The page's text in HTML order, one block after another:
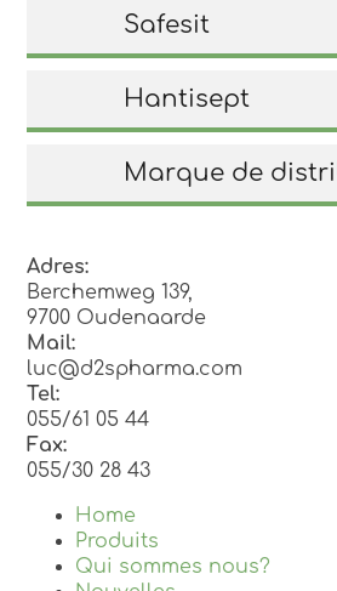
Safesit
Hantisept
Marque de
Adres:
Berchemweg 139,
9700 Oudenaarde
Mail:
luc@d2spharma.com
Tel:
055/61 05 44
Fax:
055/30 28 43
Home
Produits
Qui sommes nous?